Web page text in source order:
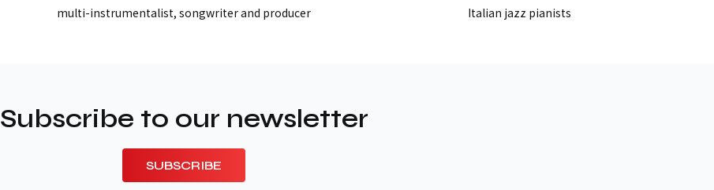
multi-instrumentalist, songwriter and producer Italian jazz pianists
Subscribe to our newsletter
SUBSCRIBE